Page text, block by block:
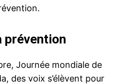
prévention
Journée mondiale de
des voix s’élèvent pour